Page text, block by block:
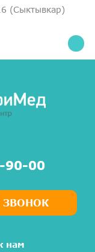
(Сыктывкар)
90-00
нам